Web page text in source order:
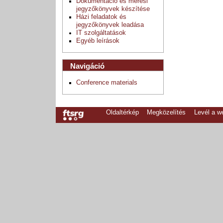
jegyzőkönyvek készítése
Házi feladatok és
jegyzőkönyvek leadása
IT szolgáltatások
Egyéb leírások
Navigáció
Conference materials
Oldaltérkép Megközelítés Levél a